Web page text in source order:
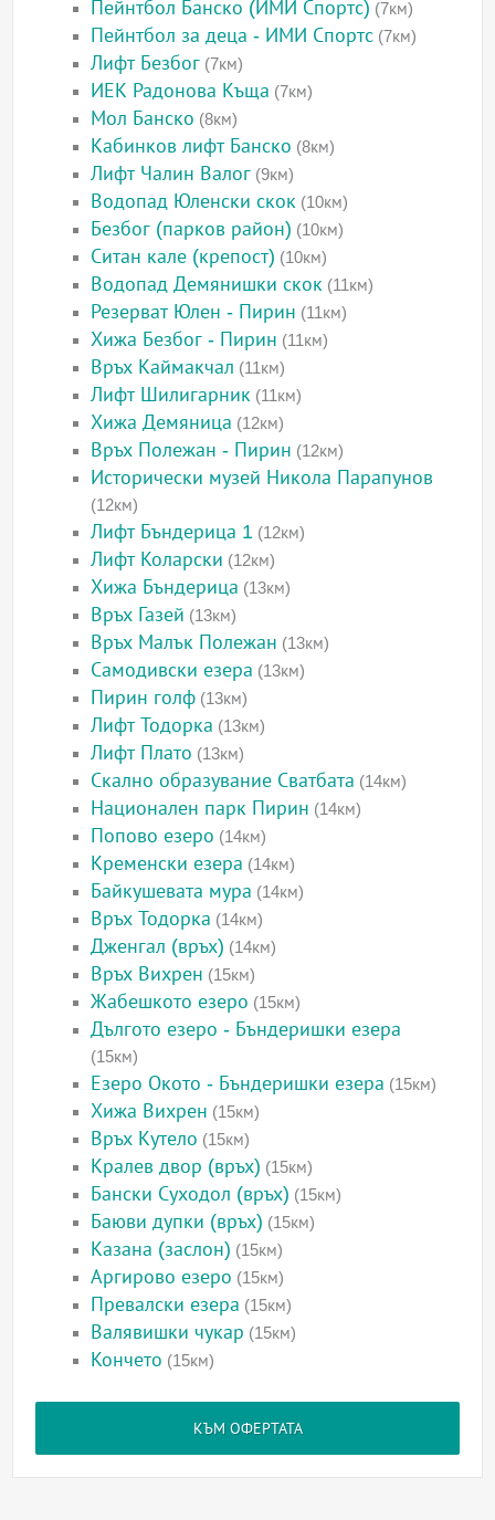
Пейнтбол Банско (ИМИ Спортс) (7км)
Пейнтбол за деца - ИМИ Спортс (7км)
Лифт Безбог (7км)
ИЕК Радонова Къща (7км)
Мол Банско (8км)
Кабинков лифт Банско (8км)
Лифт Чалин Валог (9км)
Водопад Юленски скок (10км)
Безбог (парков район) (10км)
Ситан кале (крепост) (10км)
Водопад Демянишки скок (11км)
Резерват Юлен - Пирин (11км)
Хижа Безбог - Пирин (11км)
Връх Каймакчал (11км)
Лифт Шилигарник (11км)
Хижа Демяница (12км)
Връх Полежан - Пирин (12км)
Исторически музей Никола Парапунов
(12км)
Лифт Бъндерица 1 (12км)
Лифт Коларски (12км)
Хижа Бъндерица (13км)
Връх Газей (13км)
Връх Малък Полежан (13км)
Самодивски езера (13км)
Пирин голф (13км)
Лифт Тодорка (13км)
Лифт Плато (13км)
Скално образувание Сватбата (14км)
Национален парк Пирин (14км)
Попово езеро (14км)
Кременски езера (14км)
Байкушевата мура (14км)
Връх Тодорка (14км)
Дженгал (връх) (14км)
Връх Вихрен (15км)
Жабешкото езеро (15км)
Дългото езеро - Бъндеришки езера
(15км)
Езеро Окото - Бъндеришки езера (15км)
Хижа Вихрен (15км)
Връх Кутело (15км)
Кралев двор (връх) (15км)
Бански Суходол (връх) (15км)
Баюви дупки (връх) (15км)
Казана (заслон) (15км)
Аргирово езеро (15км)
Превалски езера (15км)
Валявишки чукар (15км)
Кончето (15км)
КЪМ ОФЕРТАТА